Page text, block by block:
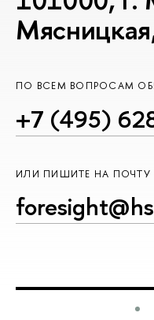
ПО ВСЕМ ВОПРОСАМ
+7 (495)
ИЛИ ПИШИТЕ НА ПОЧТУ